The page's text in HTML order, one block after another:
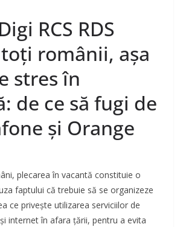
RCS RDS
românii, așa
stres în
de ce să fugi de
și Orange
plecarea în vacantă constituie o
faptului că trebuie să se organizeze
ce privește utilizarea serviciilor de
internet în afara țării, pentru a evita